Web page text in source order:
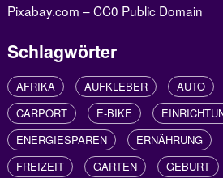
Pixabay.com – CC0 Public Domain
Schlagwörter
AFRIKA AUFKLEBER AUTO
CARPORT
E-BIKE
ENERGIESPAREN
ERNÄHRUNG
FREIZEIT
GARTEN GEBURT